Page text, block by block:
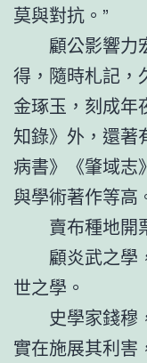
莫與對抗。”
顧公影響力
得，隨時札記，
金琢玉，刻成年
知錄》外，還著
病書》《肇域志
與學術著作等高
賣布種地開
顧炎武之學
世之學。
史學家錢穆
實在施展其利害